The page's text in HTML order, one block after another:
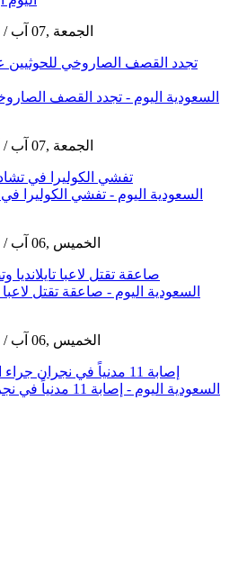
GMT 17:30 2026 الجمعة ,07 آب / أغسطس
تجدد القصف الصاروخي
GMT 01:42 2026 الجمعة ,07 آب / أغسطس
تفشي الكوليرا في تشاد
GMT 23:38 2026 الخميس ,06 آب / أغسطس
صاعقة تقتل لاعبا تايلانديا وتصيب 12 آخرين
GMT 21:58 2026 الخميس ,06 آب / أغسطس
إصابة 11 مدنياً في نجران جراء اعتداءات حوثية بالمقذوفات